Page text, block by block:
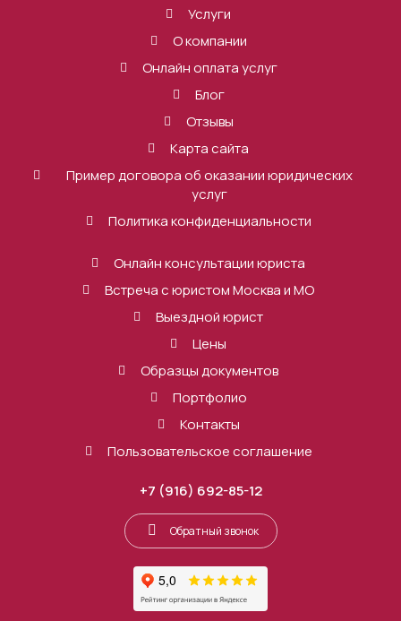
Услуги
О компании
Онлайн оплата услуг
Блог
Отзывы
Карта сайта
Пример договора об оказании юридических
услуг
Политика конфиденциальности
Онлайн консультации юриста
Встреча с юристом Москва и МО
Выездной юрист
Цены
Образцы документов
Портфолио
Контакты
Пользовательское соглашение
+7 (916) 692-85-12
Обратный звонок